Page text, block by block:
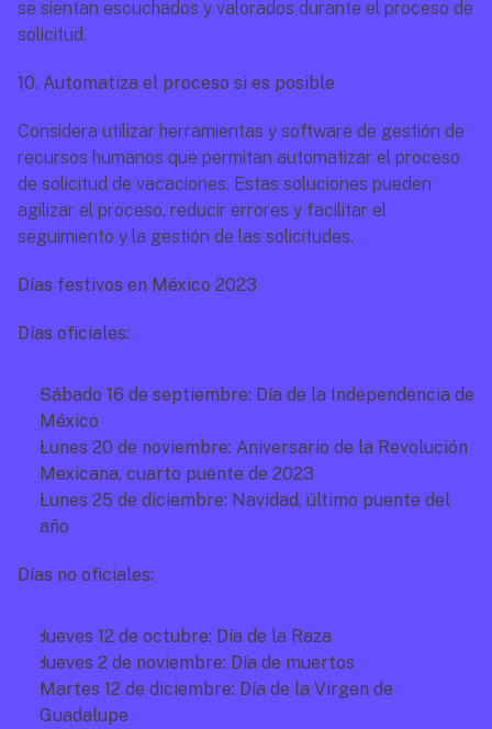
se sientan escuchados y valorados durante el proceso de
solicitud.
10. Automatiza el proceso si es posible
Considera utilizar herramientas y software de gestión de
recursos humanos que permitan automatizar el proceso
de solicitud de vacaciones. Estas soluciones pueden
agilizar el proceso, reducir errores y facilitar el
seguimiento y la gestión de las solicitudes.
Días festivos en México 2023
Días oficiales:
Sábado 16 de septiembre: Día de la Independencia de
México
Lunes 20 de noviembre: Aniversario de la Revolución
Mexicana, cuarto puente de 2023
Lunes 25 de diciembre: Navidad, último puente del
año
Días no oficiales:
Jueves 12 de octubre: Día de la Raza
Jueves 2 de noviembre: Día de muertos
Martes 12 de diciembre: Día de la Virgen de
Guadalupe